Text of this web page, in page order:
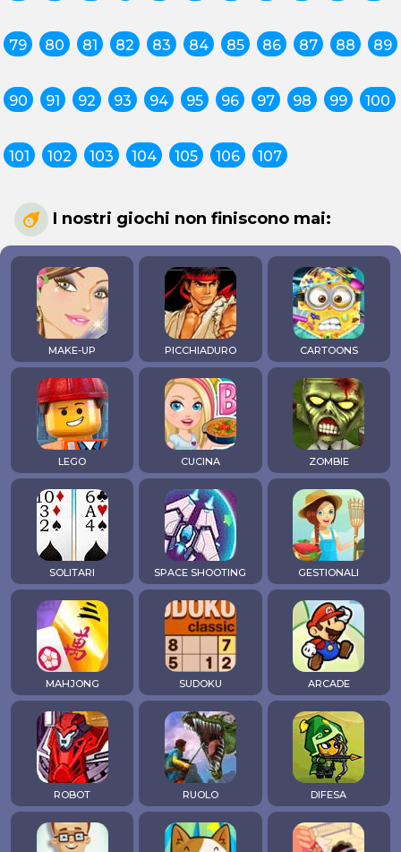
79 80 81 82 83 84 85 86 87 88 89
90 91 92 93 94 95 96 97 98 99 100
101 102 103 104 105 106 107
I nostri giochi non finiscono mai:
MAKE-UP PICCHIADURO CARTOONS
LEGO CUCINA ZOMBIE
SOLITARI SPACE SHOOTING GESTIONALI
MAHJONG SUDOKU ARCADE
ROBOT RUOLO DIFESA